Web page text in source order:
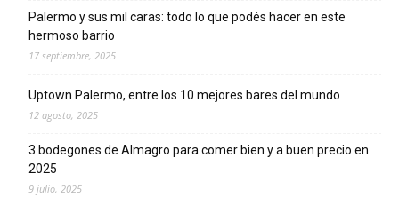
Palermo y sus mil caras: todo lo que podés hacer en este
hermoso barrio
17 septiembre, 2025
Uptown Palermo, entre los 10 mejores bares del mundo
12 agosto, 2025
3 bodegones de Almagro para comer bien y a buen precio en
2025
9 julio, 2025